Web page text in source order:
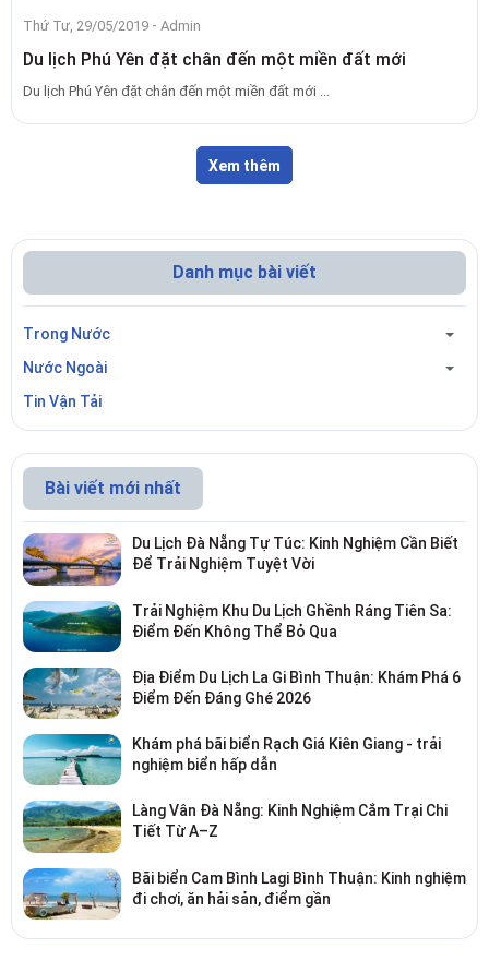
Thứ Tư, 29/05/2019 - Admin
Du lịch Phú Yên đặt chân đến một miền đất mới
Du lịch Phú Yên đặt chân đến một miền đất mới ...
Xem thêm
Danh mục bài viết
Trong Nước
Nước Ngoài
Tin Vận Tải
Bài viết mới nhất
Du Lịch Đà Nẵng Tự Túc: Kinh Nghiệm Cần Biết
Để Trải Nghiệm Tuyệt Vời
Trải Nghiệm Khu Du Lịch Ghềnh Ráng Tiên Sa:
Điểm Đến Không Thể Bỏ Qua
Địa Điểm Du Lịch La Gi Bình Thuận: Khám Phá 6
Điểm Đến Đáng Ghé 2026
Khám phá bãi biển Rạch Giá Kiên Giang - trải
nghiệm biển hấp dẫn
Làng Vân Đà Nẵng: Kinh Nghiệm Cắm Trại Chi
Tiết Từ A–Z
Bãi biển Cam Bình Lagi Bình Thuận: Kinh nghiệm
đi chơi, ăn hải sản, điểm gần